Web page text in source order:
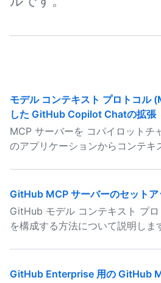
モデル コンテキスト プロトコル
した GitHub Copilot Chatの拡張
MCP サーバーを コパイロットチ
のアプリケーションからコンテキ
GitHub MCP サーバーのセットア
GitHub モデル コンテキスト プ
を構成する方法について説明しま
GitHub Enterprise 用の GitHub